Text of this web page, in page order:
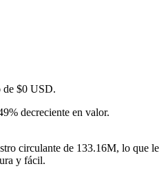
de $0 USD.
decreciente en valor.
circulante de 133.16M, lo que le
y fácil.